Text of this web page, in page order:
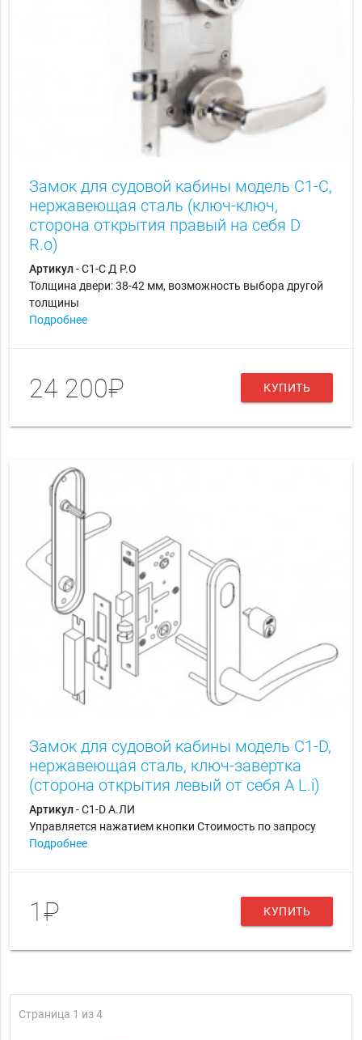
Замок для судовой кабины модель С1-С,
нержавеющая сталь (ключ-ключ,
сторона открытия правый на себя D
R.o)
Артикул- С1-С Д Р.О
Толщина двери: 38-42 мм, возможность выбора другой
толщины
Подробнее
24 200₽ КУПИТЬ
Замок для судовой кабины модель C1-D,
нержавеющая сталь, ключ-завертка
(сторона открытия левый от себя A L.i)
Артикул- С1-D А.ЛИ
Управляется нажатием кнопки Стоимость по запросу
Подробнее
1₽ КУПИТЬ
Страница 1 из 4